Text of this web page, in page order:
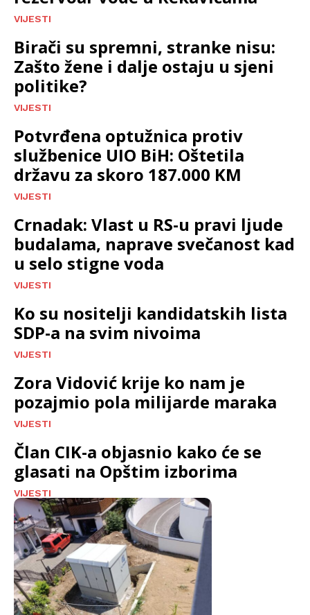
VIJESTI
Birači su spremni, stranke nisu:
Zašto žene i dalje ostaju u sjeni
politike?
VIJESTI
Potvrđena optužnica protiv
službenice UIO BiH: Oštetila
državu za skoro 187.000 KM
VIJESTI
Crnadak: Vlast u RS-u pravi ljude
budalama, naprave svečanost kad
u selo stigne voda
VIJESTI
Ko su nositelji kandidatskih lista
SDP-a na svim nivoima
VIJESTI
Zora Vidović krije ko nam je
pozajmio pola milijarde maraka
VIJESTI
Član CIK-a objasnio kako će se
glasati na Opštim izborima
VIJESTI